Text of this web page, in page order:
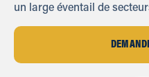
un large éventail de